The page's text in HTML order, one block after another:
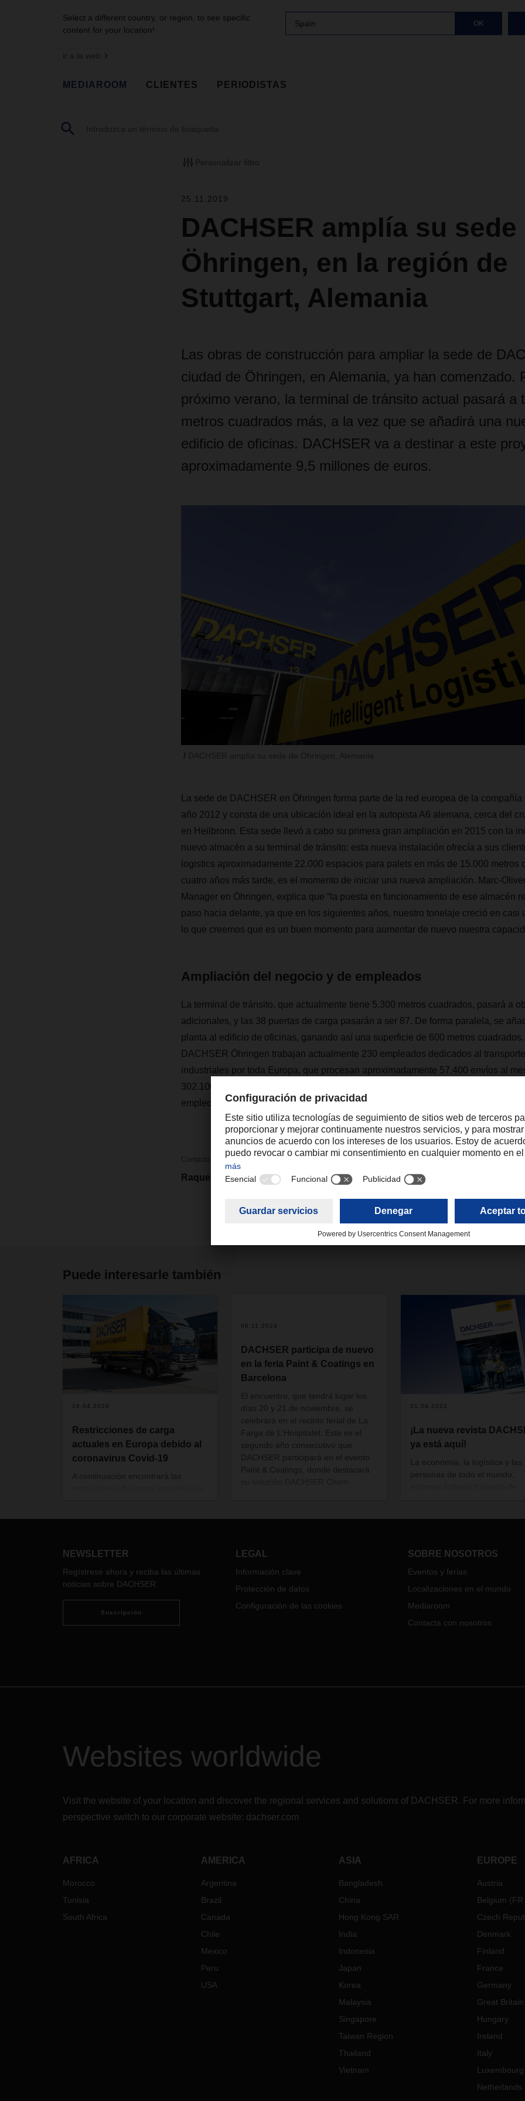
Select a different country, or region, to see specific
content for your location!
Spain OK
ir a la web
MEDIAROOM CLIENTES PERIODISTAS
Personalizar filtro
25.11.2019
DACHSER amplía su sede
Öhringen, en la región de
Stuttgart, Alemania
Las obras de construcción para ampliar la sede de
ciudad de Öhringen, en Alemania, ya han comenzado.
próximo verano, la terminal de tránsito actual pasará a
metros cuadrados más, a la vez que se añadirá una
edificio de oficinas. DACHSER va a destinar a este
aproximadamente 9,5 millones de euros.
La sede de DACHSER en Öhringen forma parte de la red europea de la compañía
año 2012 y consta de una ubicación ideal en la autopista A6 alemana, cerca del
en Heilbronn. Esta sede llevó a cabo su primera gran ampliación en 2015 con la
nuevo almacén a su terminal de tránsito: esta nueva instalación ofrecía a sus
logistics aproximadamente 22.000 espacios para palets en más de 15.000 metros
cuatro años más tarde, es el momento de iniciar una nueva ampliación. Marc-
Manager en Öhringen, explica que “la puesta en funcionamiento de ese almacén
paso hacia delante, ya que en los siguientes años, nuestro tonelaje creció en casi
lo que creemos que es un buen momento para aumentar de nuevo nuestra
Ampliación del negocio y de empleados
La terminal de tránsito, que actualmente tiene 5.300 metros cuadrados, pasará a
adicionales, y las 38 puertas de carga pasarán a ser 87. De forma paralela, se
planta al edificio de oficinas, ganando así una superficie de 600 metros
DACHSER Öhringen trabajan actualmente 230 empleados dedicados al
industriales por toda Europa, que procesan aproximadamente 57.400 envíos al
302.100 toneladas al año. La nueva ampliación de la nave de Öhringen creará
empleos nuevos.
Contacto
Raquel Forte raquel.forte@dachser.com
Puede interesarle también
16.04.2020
Restricciones de carga
actuales en Europa debido al
coronavirus Covid-19
A continuación encontrará las
alimentos están excluidos de estas
actualizado regularmente.
06.11.2024
DACHSER participa de nuevo
en la feria Paint & Coatings en
Barcelona
El encuentro, que tendrá lugar los
días 20 y 21 de noviembre, se
celebrará en el recinto ferial de La
Farga de L'Hospitalet. Este es el
segundo año consecutivo que
DACHSER participará en el evento
Paint & Coatings, donde destacará
01.04.2022
¡La nueva revista
ya está aquí!
La economía, la logística y las
personas de todo el mundo,
con el brote masivo en el
Kong. Mientras tanto, el mundo
con desconcierto lo que está
La terrible guerra en Ucrania
provocando que un gran
NEWSLETTER
Regístrese ahora y reciba las últimas
noticias sobre DACHSER
Suscripción
LEGAL
Información clave
Protección de datos
Configuración de las cookies
SOBRE NOSOTROS
Eventos y ferias
Localizaciones en el mundo
Mediaroom
Contacta con nosotros
Websites worldwide
Visit the website of your location and discover the regional services and solutions of DACHSER. For more
perspective switch to our corporate website: dachser.com
AFRICA
Morocco
Tunisia
South Africa
AMERICA
Argentina
Brazil
Canada
Chile
Mexico
Peru
USA
ASIA
Bangladesh
China
Hong Kong SAR
India
Indonesia
Japan
Korea
Malaysia
Singapore
Taiwan Region
Thailand
Vietnam
EUROPE
Austria
Belgium (FR
Czech
Denmark
Finland
France
Germany
Great Britain
Hungary
Ireland
Italy
Luxembourg
Netherlands